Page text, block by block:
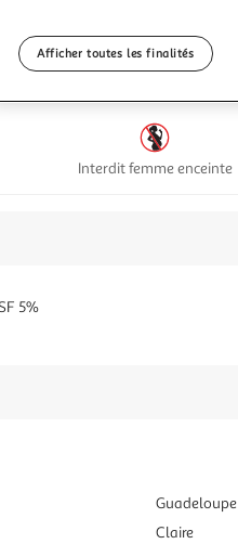
Interdit femme enceinte
5%
Guadeloupe
Claire
Afficher toutes les finalités